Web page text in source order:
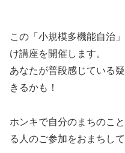
この「小規模多機能自治
け講座を開催します。
あなたが普段感じている
きるかも！
ホンキで自分のまちのこ
る人のご参加をおまちして